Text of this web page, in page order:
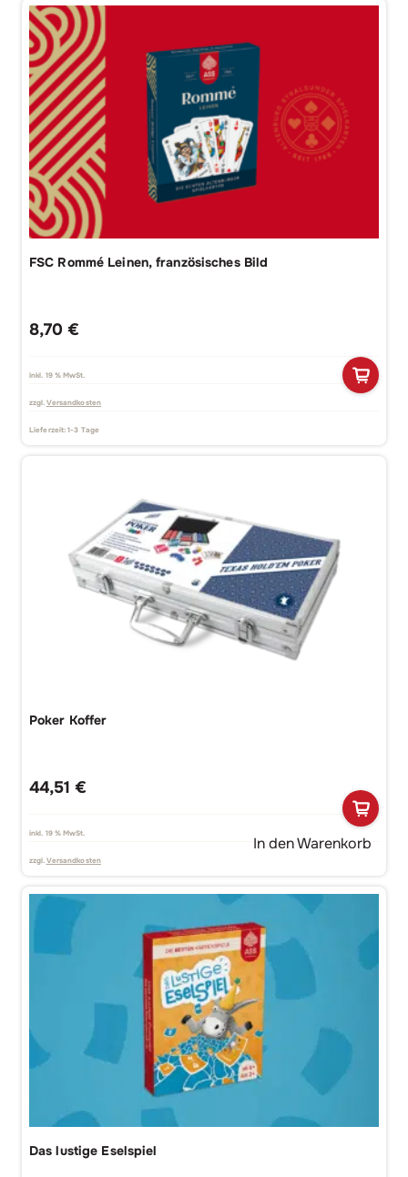
FSC Rommé Leinen, französisches Bild
8,70 €
inkl. 19 % MwSt.
zzgl. Versandkosten
Lieferzeit:1-3 Tage
Poker Koffer
44,51 €
inkl. 19 % MwSt.
zzgl. Versandkosten
In den Warenkorb
Das lustige Eselspiel